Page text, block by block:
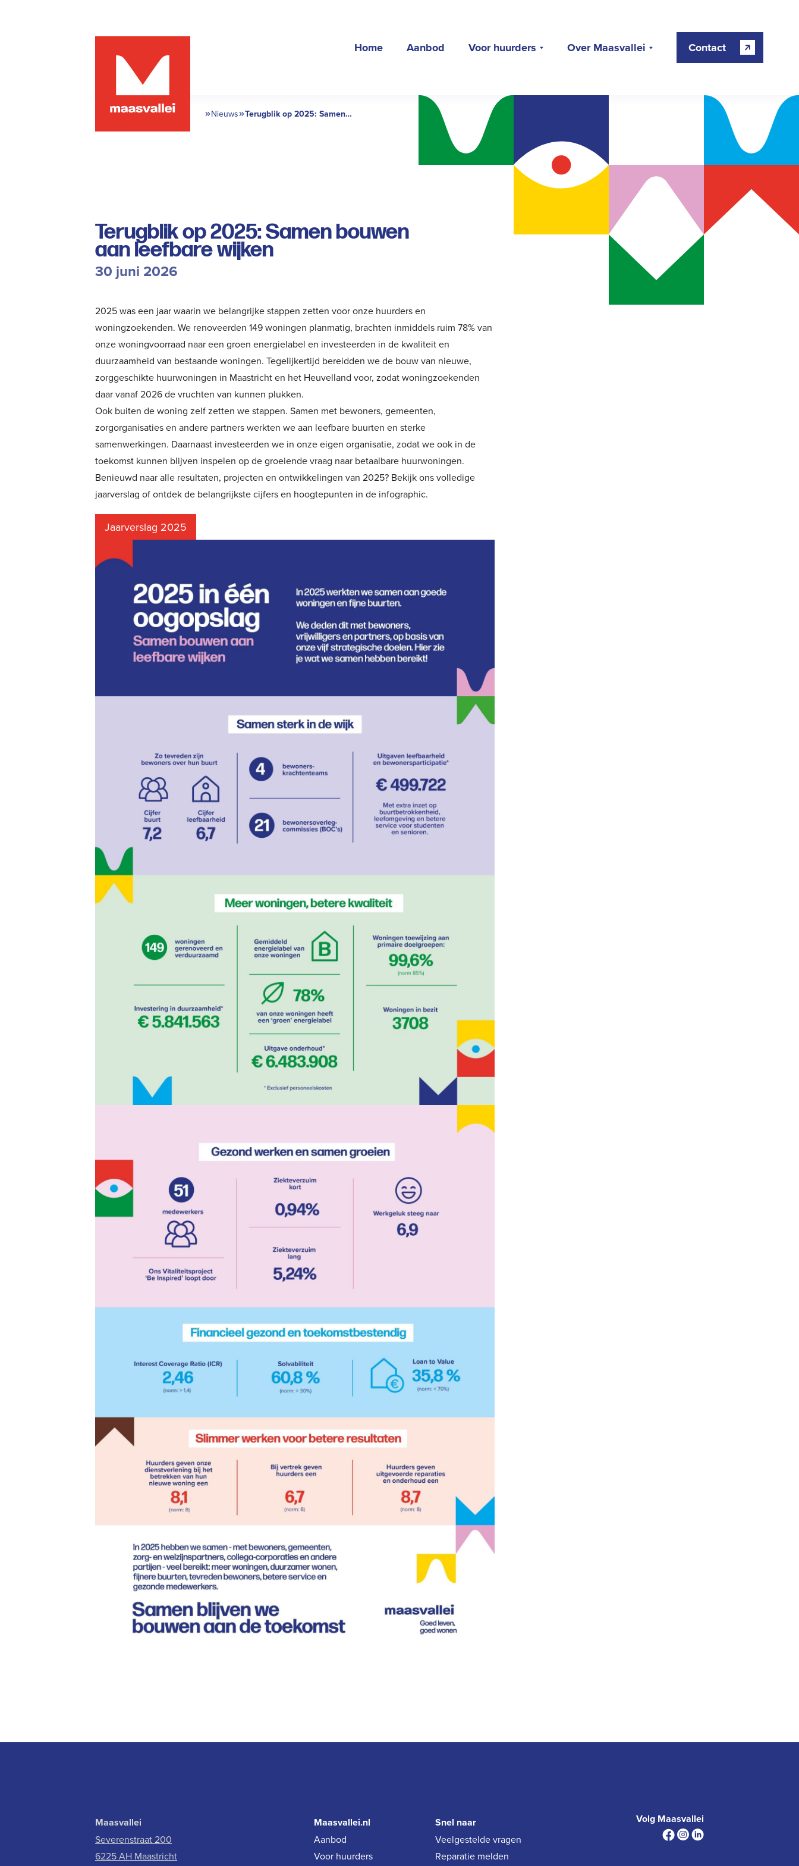
Home Aanbod Voor huurders Over Maasvallei Contact
Terugblik op 2025: Samen bouwen
aan leefbare wijken
30 juni 2026
Nieuws Terugblik op 2025: Samen
2025 was een jaar waarin we belangrijke stappen zetten voor onze huurders en
woningzoekenden. We renoveerden 149 woningen planmatig, brachten inmiddels ruim 78% van
onze woningvoorraad naar een groen energielabel en investeerden in de kwaliteit en
duurzaamheid van bestaande woningen. Tegelijkertijd bereidden we de bouw van nieuwe,
zorggeschikte huurwoningen in Maastricht en het Heuvelland voor, zodat woningzoekenden
daar vanaf 2026 de vruchten van kunnen plukken.
Ook buiten de woning zelf zetten we stappen. Samen met bewoners, gemeenten,
zorgorganisaties en andere partners werkten we aan leefbare buurten en sterke
samenwerkingen. Daarnaast investeerden we in onze eigen organisatie, zodat we ook in de
toekomst kunnen blijven inspelen op de groeiende vraag naar betaalbare huurwoningen.
Benieuwd naar alle resultaten, projecten en ontwikkelingen van 2025? Bekijk ons volledige
jaarverslag of ontdek de belangrijkste cijfers en hoogtepunten in de infographic.
Jaarverslag 2025
Maasvallei
Severenstraat 200
6225 AH Maastricht
Maasvallei.nl
Aanbod
Voor huurders
Snel naar
Veelgestelde vragen
Reparatie melden
Volg Maasvallei